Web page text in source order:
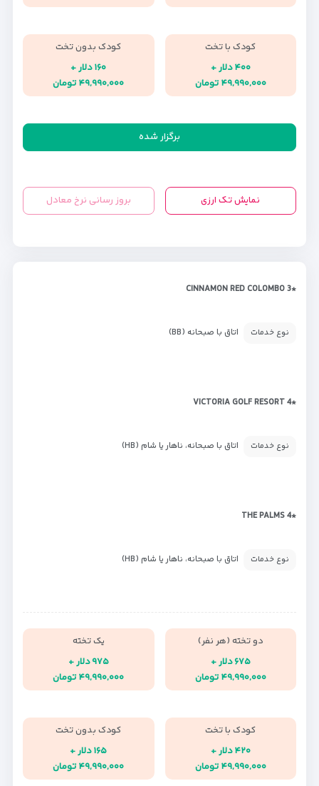
کودک با تخت
۴۰۰ دلار +
۴۹,۹۹۰,۰۰۰ تومان
کودک بدون تخت
۱۶۰ دلار +
۴۹,۹۹۰,۰۰۰ تومان
برگزار شده
نمایش تک ارزی بروز رسانی نرخ معادل
*CINNAMON RED COLOMBO 3
نوع خدمات اتاق با صبحانه (BB)
*VICTORIA GOLF RESORT 4
نوع خدمات اتاق با صبحانه، ناهار یا شام (HB)
*THE PALMS 4
نوع خدمات اتاق با صبحانه، ناهار یا شام (HB)
دو تخته (هر نفر)
۶۷۵ دلار +
۴۹,۹۹۰,۰۰۰ تومان
یک تخته
۹۷۵ دلار +
۴۹,۹۹۰,۰۰۰ تومان
کودک با تخت
۴۲۰ دلار +
۴۹,۹۹۰,۰۰۰ تومان
کودک بدون تخت
۱۶۵ دلار +
۴۹,۹۹۰,۰۰۰ تومان